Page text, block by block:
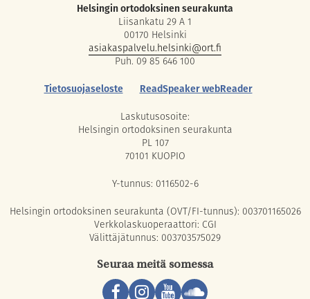
Helsingin ortodoksinen seurakunta
Liisankatu 29 A 1
00170 Helsinki
asiakaspalvelu.helsinki@ort.fi
Puh. 09 85 646 100
Tietosuojaseloste
ReadSpeaker webReader
Laskutusosoite:
Helsingin ortodoksinen seurakunta
PL 107
70101 KUOPIO
Y-tunnus: 0116502-6
Helsingin ortodoksinen seurakunta (OVT/FI-tunnus): 003701165026
Verkkolaskuoperaattori: CGI
Välittäjätunnus: 003703575029
Seuraa meitä somessa